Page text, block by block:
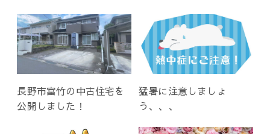
長野市富竹の中古住宅を
公開しました！
猛暑に注意しましょ
う、、、